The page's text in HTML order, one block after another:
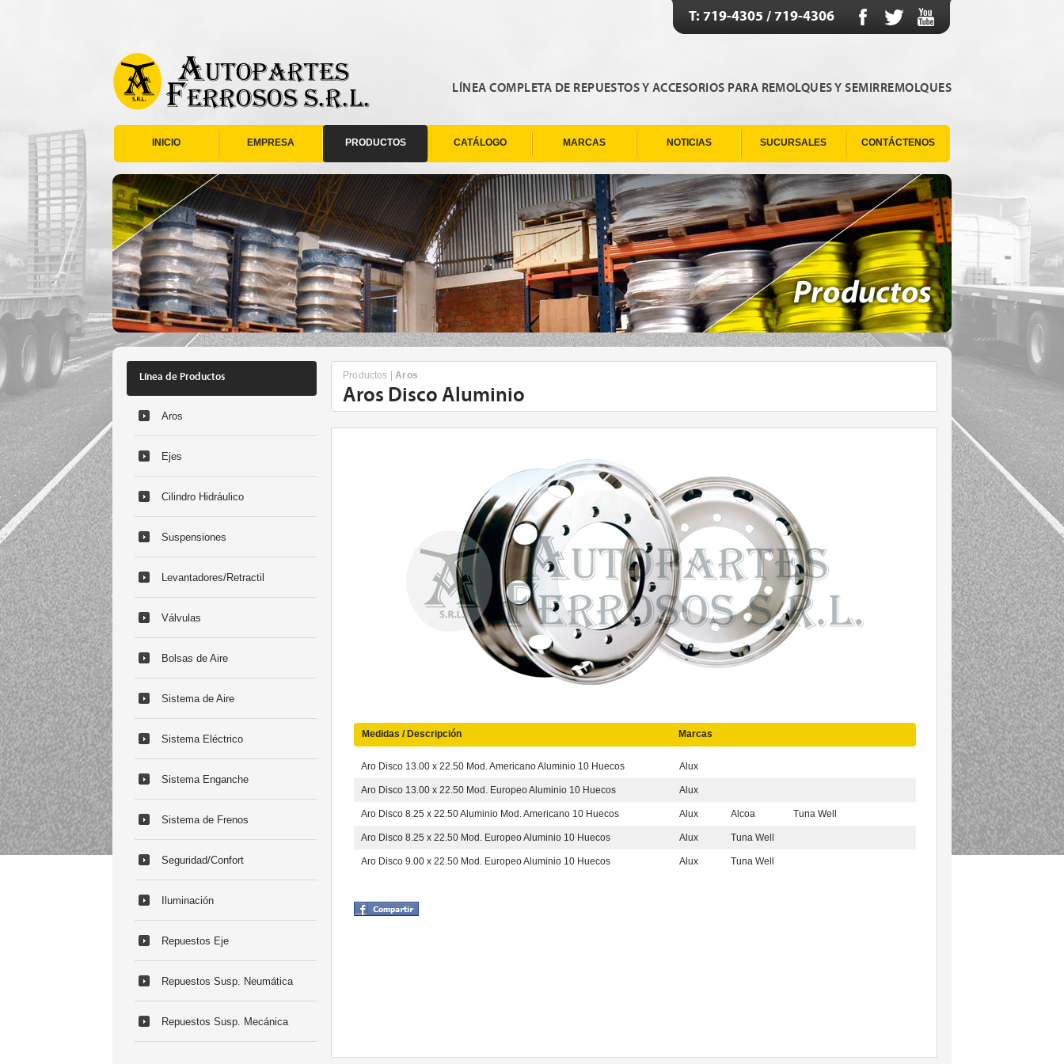
T: 719-4305 / 719-4306
LÍNEA COMPLETA DE REPUESTOS Y ACCESORIOS PARA REMOLQUES Y SEMIRREMOLQUES
INICIO EMPRESA PRODUCTOS CATÁLOGO MARCAS NOTICIAS SUCURSALES CONTÁCTENOS
Línea de Productos
Aros
Ejes
Cilindro Hidráulico
Suspensiones
Levantadores/Retractil
Válvulas
Bolsas de Aire
Sistema de Aire
Sistema Eléctrico
Sistema Enganche
Sistema de Frenos
Seguridad/Confort
Iluminación
Repuestos Eje
Repuestos Susp. Neumática
Repuestos Susp. Mecánica
Productos |Aros
Aros Disco Aluminio
Medidas / Descripción Marcas
Aro Disco 13.00 x 22.50 Mod. Americano Aluminio 10 Huecos Alux
Aro Disco 13.00 x 22.50 Mod. Europeo Aluminio 10 Huecos Alux
Aro Disco 8.25 x 22.50 Aluminio Mod. Americano 10 Huecos Alux Alcoa Tuna Well
Aro Disco 8.25 x 22.50 Mod. Europeo Aluminio 10 Huecos Alux Tuna Well
Aro Disco 9.00 x 22.50 Mod. Europeo Aluminio 10 Huecos Alux Tuna Well